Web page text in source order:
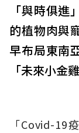
「與時俱
的植物肉與
早布局東南
「未來小金
「Covid-19